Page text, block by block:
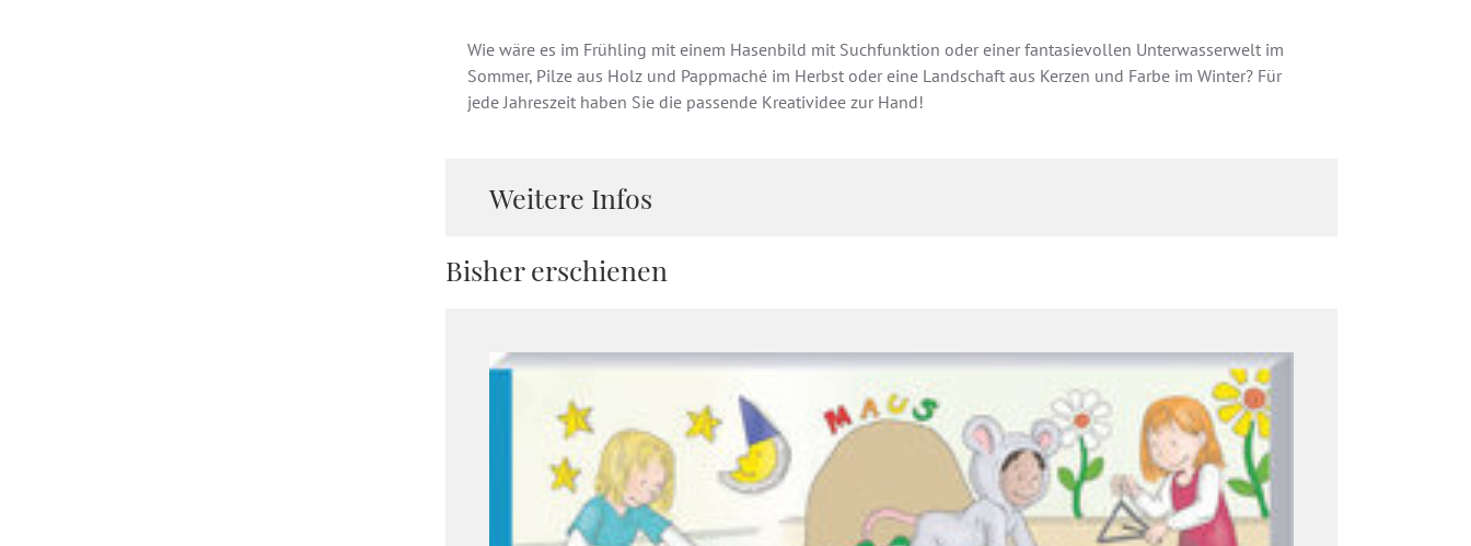
Wie wäre es im Frühling mit einem Hasenbild mit Suchfunktion oder einer fantasievollen Unterwasserwelt im
Sommer, Pilze aus Holz und Pappmaché im Herbst oder eine Landschaft aus Kerzen und Farbe im Winter? Für
jede Jahreszeit haben Sie die passende Kreatividee zur Hand!
Weitere Infos
Bisher erschienen